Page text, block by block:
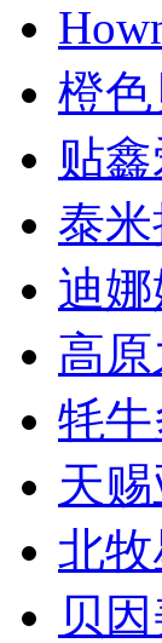
橙色
贴
泰米
迪
高
牦
天
北牧
贝